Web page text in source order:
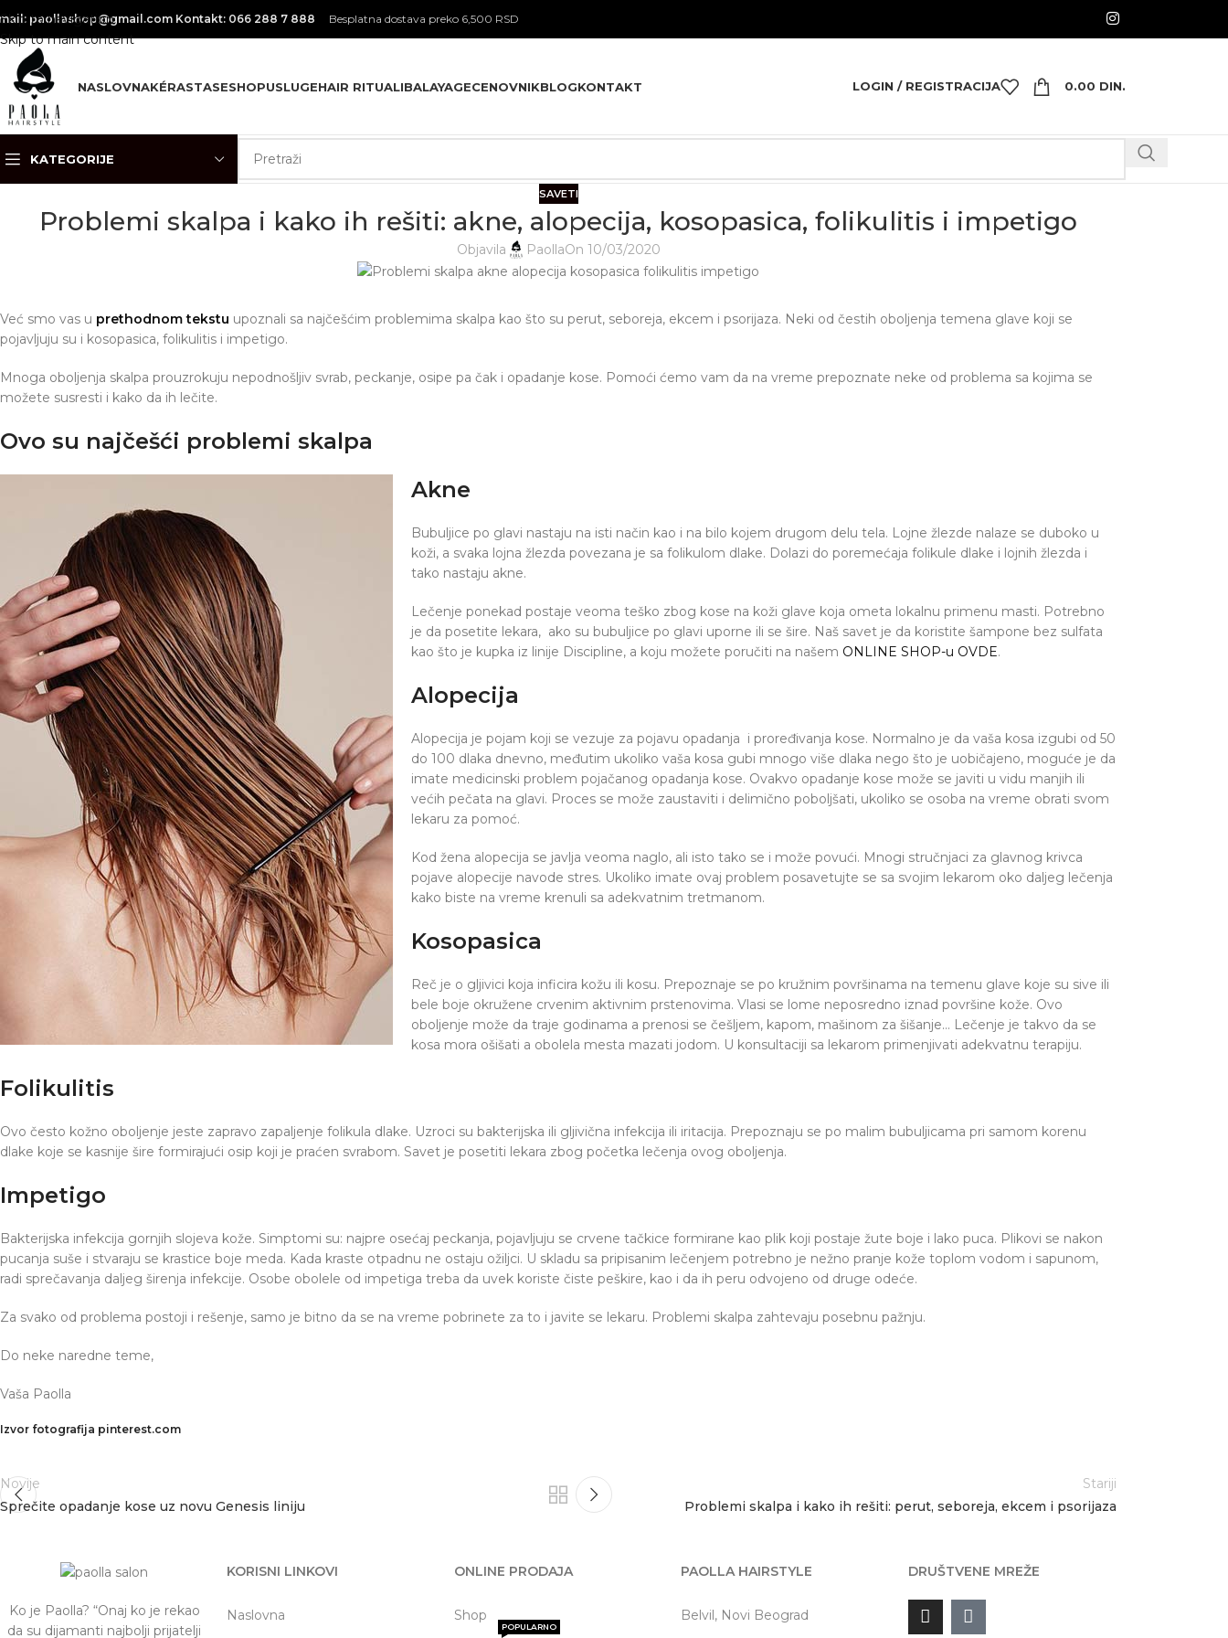
Skip to navigation
Skip to main content
paollashop@gmail.com Kontakt: 066 288 7 888 Besplatna dostava preko 6,500 RSD
NASLOVNAKÉRASTASESHOPUSLUGEHAIR RITUALIBALAYAGECENOVNIKBLOGKONTAKT LOGIN / REGISTRACIJA 0.00 DIN.
KATEGORIJE
SAVETI
Problemi skalpa i kako ih rešiti: akne, alopecija, kosopasica, folikulitis i impetigo
Objavila PaollaOn 10/03/2020
Već smo vas u prethodnom tekstu upoznali sa najčešćim problemima skalpa kao što su perut, seboreja, ekcem i psorijaza. Neki od čestih oboljenja temena glave koji se
pojavljuju su i kosopasica, folikulitis i impetigo.
Mnoga oboljenja skalpa prouzrokuju nepodnošljiv svrab, peckanje, osipe pa čak i opadanje kose. Pomoći ćemo vam da na vreme prepoznate neke od problema sa kojima se
možete susresti i kako da ih lečite.
Ovo su najčešći problemi skalpa
Akne
Bubuljice po glavi nastaju na isti način kao i na bilo kojem drugom delu tela. Lojne žlezde nalaze se duboko u
koži, a svaka lojna žlezda povezana je sa folikulom dlake. Dolazi do poremećaja folikule dlake i lojnih žlezda i
tako nastaju akne.
Lečenje ponekad postaje veoma teško zbog kose na koži glave koja ometa lokalnu primenu masti. Potrebno
je da posetite lekara, ako su bubuljice po glavi uporne ili se šire. Naš savet je da koristite šampone bez sulfata
kao što je kupka iz linije Discipline, a koju možete poručiti na našem ONLINE SHOP-u OVDE.
Alopecija
Alopecija je pojam koji se vezuje za pojavu opadanja i proređivanja kose. Normalno je da vaša kosa izgubi od 50
do 100 dlaka dnevno, međutim ukoliko vaša kosa gubi mnogo više dlaka nego što je uobičajeno, moguće je da
imate medicinski problem pojačanog opadanja kose. Ovakvo opadanje kose može se javiti u vidu manjih ili
većih pečata na glavi. Proces se može zaustaviti i delimično poboljšati, ukoliko se osoba na vreme obrati svom
lekaru za pomoć.
Kod žena alopecija se javlja veoma naglo, ali isto tako se i može povući. Mnogi stručnjaci za glavnog krivca
pojave alopecije navode stres. Ukoliko imate ovaj problem posavetujte se sa svojim lekarom oko daljeg lečenja
kako biste na vreme krenuli sa adekvatnim tretmanom.
Kosopasica
Reč je o gljivici koja inficira kožu ili kosu. Prepoznaje se po kružnim površinama na temenu glave koje su sive ili
bele boje okružene crvenim aktivnim prstenovima. Vlasi se lome neposredno iznad površine kože. Ovo
oboljenje može da traje godinama a prenosi se češljem, kapom, mašinom za šišanje… Lečenje je takvo da se
kosa mora ošišati a obolela mesta mazati jodom. U konsultaciji sa lekarom primenjivati adekvatnu terapiju.
Folikulitis
Ovo često kožno oboljenje jeste zapravo zapaljenje folikula dlake. Uzroci su bakterijska ili gljivična infekcija ili iritacija. Prepoznaju se po malim bubuljicama pri samom korenu
dlake koje se kasnije šire formirajući osip koji je praćen svrabom. Savet je posetiti lekara zbog početka lečenja ovog oboljenja.
Impetigo
Bakterijska infekcija gornjih slojeva kože. Simptomi su: najpre osećaj peckanja, pojavljuju se crvene tačkice formirane kao plik koji postaje žute boje i lako puca. Plikovi se nakon
pucanja suše i stvaraju se krastice boje meda. Kada kraste otpadnu ne ostaju ožiljci. U skladu sa pripisanim lečenjem potrebno je nežno pranje kože toplom vodom i sapunom,
radi sprečavanja daljeg širenja infekcije. Osobe obolele od impetiga treba da uvek koriste čiste peškire, kao i da ih peru odvojeno od druge odeće.
Za svako od problema postoji i rešenje, samo je bitno da se na vreme pobrinete za to i javite se lekaru. Problemi skalpa zahtevaju posebnu pažnju.
Do neke naredne teme,
Vaša Paolla
Izvor fotografija pinterest.com
Novije
Sprečite opadanje kose uz novu Genesis liniju
Stariji
Problemi skalpa i kako ih rešiti: perut, seboreja, ekcem i psorijaza
Ko je Paolla? “Onaj ko je rekao
da su dijamanti najbolji prijatelji
KORISNI LINKOVI
Naslovna
ONLINE PRODAJA
Shop
POPULARNO
PAOLLA HAIRSTYLE
Belvil, Novi Beograd
DRUŠTVENE MREŽE